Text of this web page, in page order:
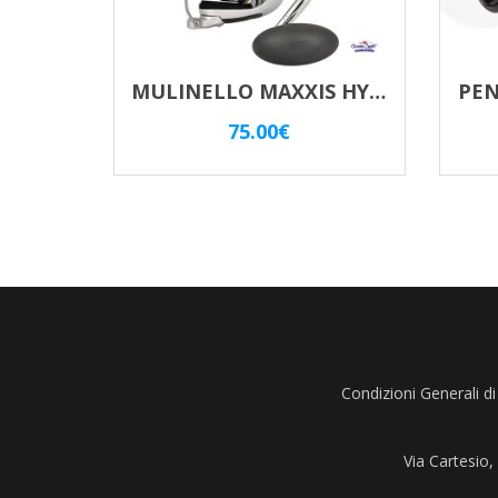
MULINELLO MAXXIS HYPER SURF 8000
75.00€
Condizioni Generali
Via